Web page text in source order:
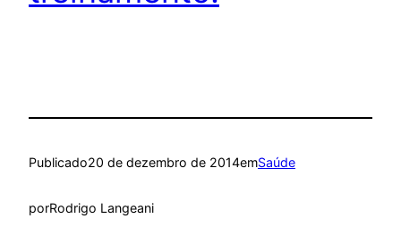
Publicado20 de dezembro de 2014emSaúde
porRodrigo Langeani